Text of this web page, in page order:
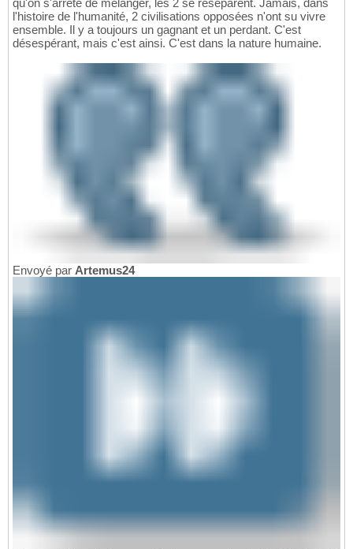
qu'on s'arrête de mélanger, les 2 se reséparent. Jamais, dans
l'histoire de l'humanité, 2 civilisations opposées n'ont su vivre
ensemble. Il y a toujours un gagnant et un perdant. C'est
désespérant, mais c'est ainsi. C'est dans la nature humaine.
Envoyé par Artemus24